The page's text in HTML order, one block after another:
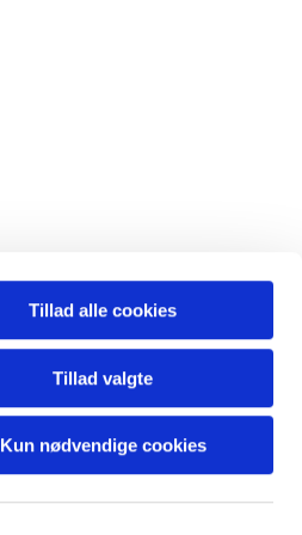
Tillad alle cookies
Tillad valgte
Kun nødvendige cookies